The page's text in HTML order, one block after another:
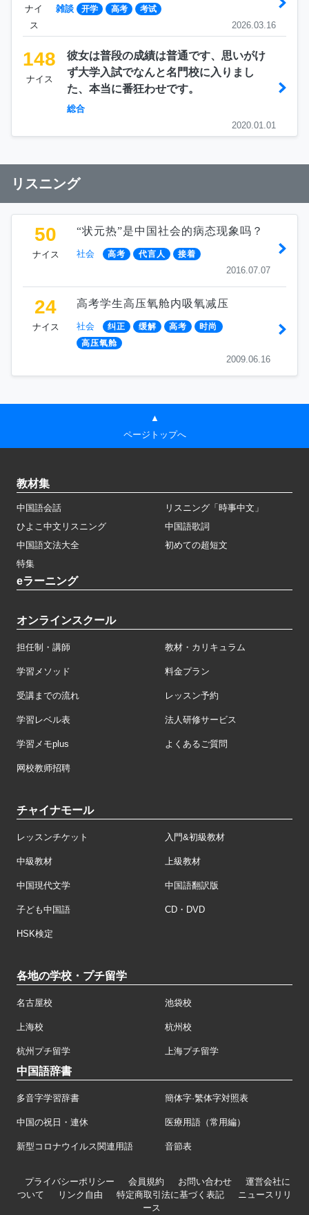
ナイ
ス
雑談 开学 高考 考试
2026.03.16
148
ナイス
彼女は普段の成績は普通です、思いがけ
ず大学入試でなんと名門校に入りまし
た、本当に番狂わせです。
総合
2020.01.01
リスニング
50
ナイス
“状元热”是中国社会的病态现象吗？
社会 高考 代言人 接着
2016.07.07
24
ナイス
高考学生高压氧舱内吸氧减压
社会 纠正 缓解 高考
时尚
高压氧舱
2009.06.16
▲
ページトップへ
教材集
中国語会話
リスニング「時事中文」
ひよこ中文リスニング
中国語歌詞
中国語文法大全
初めての超短文
特集
eラーニング
オンラインスクール
担任制・講師 教材・カリキュラム
学習メソッド 料金プラン
受講までの流れ レッスン予約
学習レベル表 法人研修サービス
学習メモplus よくあるご質問
网校教师招聘
チャイナモール
レッスンチケット 入門&初級教材
中級教材 上級教材
中国現代文学 中国語翻訳版
子ども中国語 CD・DVD
HSK検定
各地の学校・プチ留学
名古屋校 池袋校
上海校 杭州校
杭州プチ留学 上海プチ留学
中国語辞書
多音字学習辞書 簡体字·繁体字対照表
中国の祝日・連休 医療用語（常用編）
新型コロナウイルス関連用語 音節表
プライバシーポリシー 会員規約 お問い合わせ
運営会社に
ついて
リンク自由 特定商取引法に基づく表記
ニュースリリ
ース